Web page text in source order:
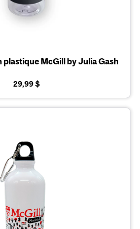
plastique McGill by Julia Gash
29,99 $